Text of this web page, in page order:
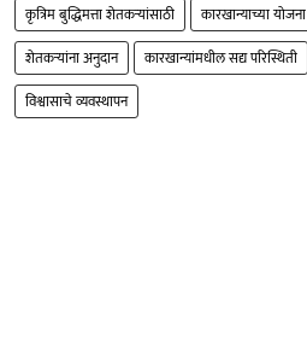
कृत्रिम बुद्धिमत्ता शेतकऱ्यांसाठी
कारखान्याच्या योजना
शेतकऱ्यांना अनुदान
कारखान्यांमधील सद्य परिस्थिती
विश्वासाचे व्यवस्थापन